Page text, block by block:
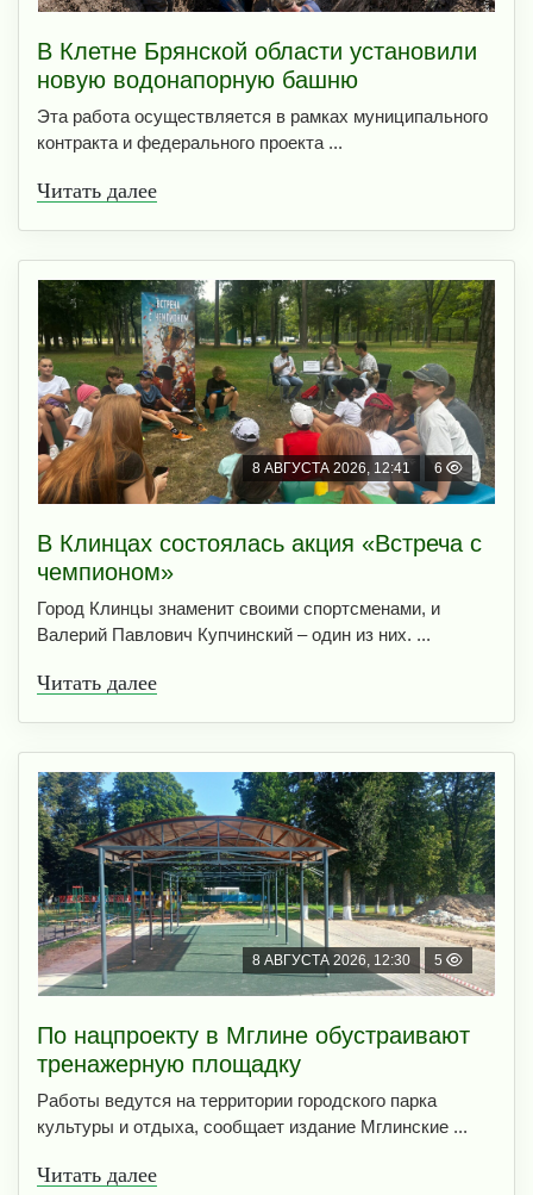
В Клетне Брянской области установили
новую водонапорную башню
Эта работа осуществляется в рамках муниципального
контракта и федерального проекта ...
Читать далее
8 АВГУСТА 2026, 12:41 6
В Клинцах состоялась акция «Встреча с
чемпионом»
Город Клинцы знаменит своими спортсменами, и
Валерий Павлович Купчинский – один из них. ...
Читать далее
8 АВГУСТА 2026, 12:30 5
По нацпроекту в Мглине обустраивают
тренажерную площадку
Работы ведутся на территории городского парка
культуры и отдыха, сообщает издание Мглинские ...
Читать далее